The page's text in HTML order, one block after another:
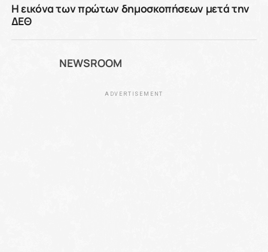
Η εικόνα των πρώτων δημοσκοπήσεων μετά την
ΔΕΘ
NEWSROOM
ADVERTISEMENT